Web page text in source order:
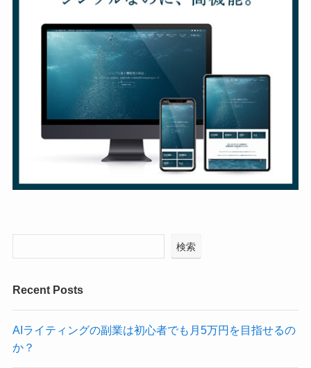
検索
Recent Posts
AIライティングの副業は初心者でも月5万円を目指せるの
か？